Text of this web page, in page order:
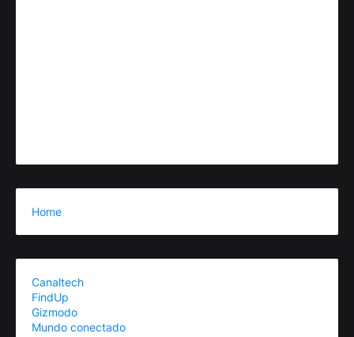
Home
Canaltech
FindUp
Gizmodo
Mundo conectado